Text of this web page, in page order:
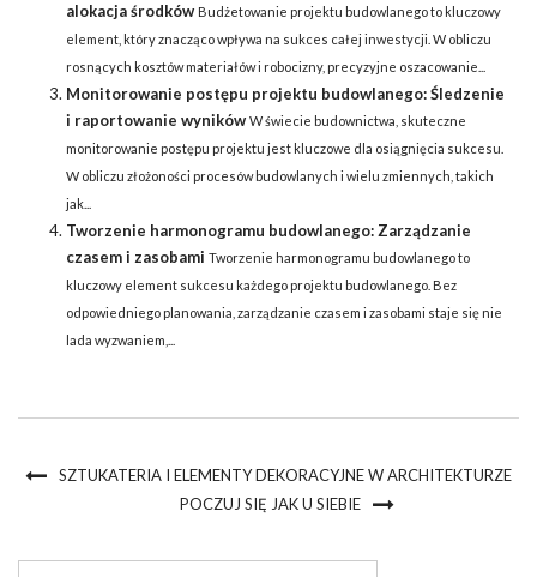
alokacja środków Budżetowanie projektu budowlanego to kluczowy
element, który znacząco wpływa na sukces całej inwestycji. W obliczu
rosnących kosztów materiałów i robocizny, precyzyjne oszacowanie...
Monitorowanie postępu projektu budowlanego: Śledzenie
i raportowanie wyników W świecie budownictwa, skuteczne
monitorowanie postępu projektu jest kluczowe dla osiągnięcia sukcesu.
W obliczu złożoności procesów budowlanych i wielu zmiennych, takich
jak...
Tworzenie harmonogramu budowlanego: Zarządzanie
czasem i zasobami Tworzenie harmonogramu budowlanego to
kluczowy element sukcesu każdego projektu budowlanego. Bez
odpowiedniego planowania, zarządzanie czasem i zasobami staje się nie
lada wyzwaniem,...
SZTUKATERIA I ELEMENTY DEKORACYJNE W ARCHITEKTURZE
POCZUJ SIĘ JAK U SIEBIE